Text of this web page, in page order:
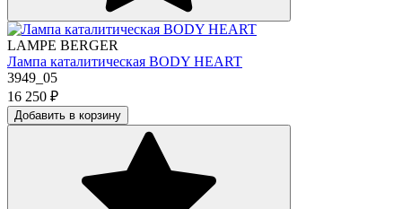
LAMPE BERGER
Лампа каталитическая BODY HEART
3949_05
16 250 ₽
Добавить в корзину